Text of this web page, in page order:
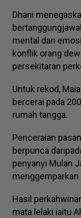
Dhani
mental dan
konflik orang
persekitaran
Untuk rekod,
bercerai pada
rumah tangga.
Penceraian
berpunca
penyanyi Mulan
Hasil
mata lelaki iaitu